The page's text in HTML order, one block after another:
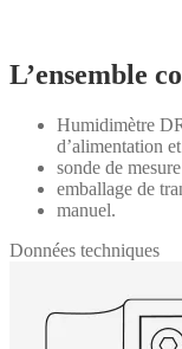
L’ensemble
Humidimètre
d’alimentation
sonde de
emballage de
manuel.
Données techniques